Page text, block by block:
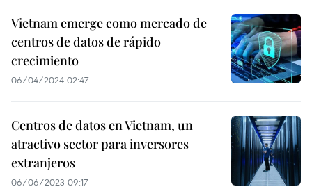
Vietnam emerge como mercado de
centros de datos de rápido
crecimiento
06/04/2024 02:47
Centros de datos en Vietnam, un
atractivo sector para inversores
extranjeros
06/06/2023 09:17